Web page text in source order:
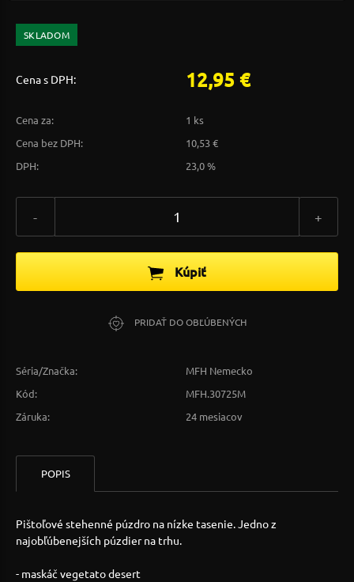
SKLADOM
Cena s DPH: 12,95 €
Cena za:
1 ks
Cena bez DPH:
10,53 €
DPH:
23,0 %
- +
Kúpiť
PRIDAŤ DO OBĽÚBENÝCH
Séria/Značka:
MFH Nemecko
Kód:
MFH.30725M
Záruka:
24 mesiacov
POPIS
Pištoľové stehenné púzdro na nízke tasenie. Jedno z
najobľúbenejších púzdier na trhu.
- maskáč vegetato desert